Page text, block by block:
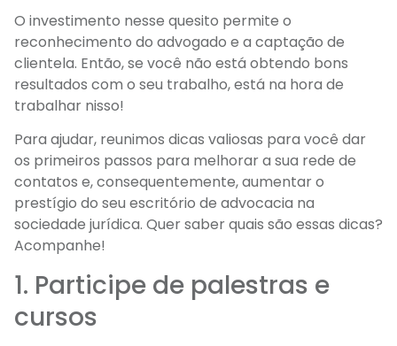
O investimento nesse quesito permite o
reconhecimento do advogado e a captação de
clientela. Então, se você não está obtendo bons
resultados com o seu trabalho, está na hora de
trabalhar nisso!
Para ajudar, reunimos dicas valiosas para você dar
os primeiros passos para melhorar a sua rede de
contatos e, consequentemente, aumentar o
prestígio do seu escritório de advocacia na
sociedade jurídica. Quer saber quais são essas dicas?
Acompanhe!
1. Participe de palestras e
cursos